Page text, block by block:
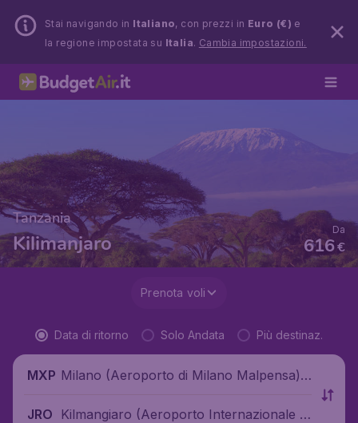
Stai navigando in Italiano, con prezzi in Euro (€) e
la regione impostata su Italia. Cambia impostazioni.
Tanzania
Kilimanjaro €
616
Da
Prenota voli
Data di ritorno Solo Andata Più destinaz.
MXP Milano (Aeroporto di Milano Malpensa),
JRO Kilmangiaro (Aeroporto Internazionale d